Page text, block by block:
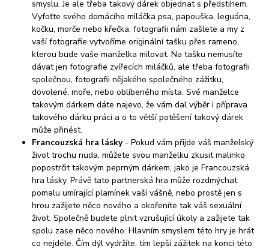
smyslu. Je ale třeba takový dárek objednat s předstihem.
Vyfoťte svého domácího miláčka psa, papouška, leguána,
kočku, morče nebo křečka, fotografii nám zašlete a my z
vaší fotografie vytvoříme originální tašku přes rameno,
kterou bude vaše manželka milovat. Na tašku nemusíte
dávat jen fotografie zvířecích miláčků, ale třeba fotografii
společnou, fotografii nějakého společného zážitku,
dovolené, moře, nebo oblíbeného místa. Své manželce
takovým dárkem dáte najevo, že vám dal výběr i příprava
takového dárku práci a o to větší potěšení takový dárek
může přinést.
Francouzská hra lásky- Pokud vám přijde váš manželský
život trochu nuda, můžete svou manželku zkusit malinko
popostrčit takovým peprným dárkem, jako je Francouzská
hra lásky. Právě tato partnerská hra může rozdmýchat
pomalu umírající plamínek vaší vášně, nebo prostě jen s
hrou zažijete něco nového a okořeníte tak váš sexuální
život. Společně budete plnit vzrušující úkoly a zažijete tak
spolu zase něco nového. Hlavním smyslem této hry je hrát
co nejdéle. Čím dýl vydržíte, tím lepší zážitek na konci této